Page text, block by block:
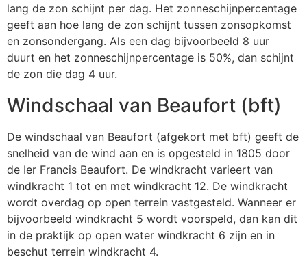
lang de zon schijnt per dag. Het zonneschijnpercentage
geeft aan hoe lang de zon schijnt tussen zonsopkomst
en zonsondergang. Als een dag bijvoorbeeld 8 uur
duurt en het zonneschijnpercentage is 50%, dan schijnt
de zon die dag 4 uur.
Windschaal van Beaufort (bft)
De windschaal van Beaufort (afgekort met bft) geeft de
snelheid van de wind aan en is opgesteld in 1805 door
de Ier Francis Beaufort. De windkracht varieert van
windkracht 1 tot en met windkracht 12. De windkracht
wordt overdag op open terrein vastgesteld. Wanneer er
bijvoorbeeld windkracht 5 wordt voorspeld, dan kan dit
in de praktijk op open water windkracht 6 zijn en in
beschut terrein windkracht 4.